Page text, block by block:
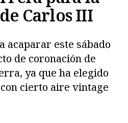
Carlos III
acaparar este sábado
de coronación de
ya que ha elegido
cierto aire vintage